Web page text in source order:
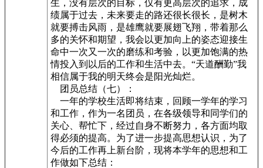
生，没有层次的目标，仅有更高层次的追求，成
绩属于过去，未来要走的路还很长很长，是树木
就要搏击风雨，是雄鹰就要展翅飞翔，带着那么
多的关怀和期望，我会以更加向上的姿态迎接生
命中一次又一次的磨练和考验，以更加饱满的热
情投入到以后的工作和生活中去。“天道酬勤”我
相信属于我的明天终会是阳光灿烂。
团员总结（七）：
一年的学校生活即将结束，回顾一学年的学习
和工作，作为一名团员，在各级领导和同学们的
关心、帮忙下，经过自身不断努力，各方面均取
得必须的提高。为了进一步提高思想认识，为了
今后的工作再上新台阶，现将本学年的思想和工
作做如下总结：